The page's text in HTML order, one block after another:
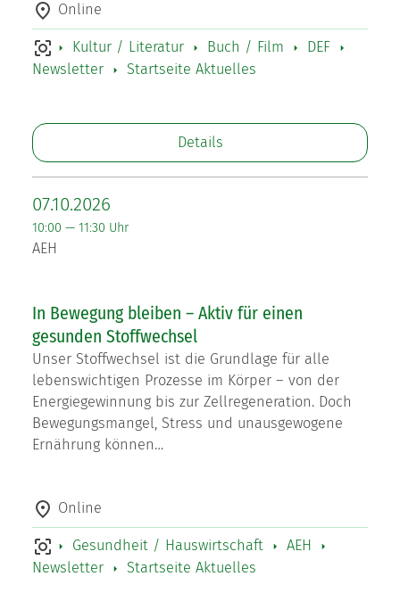
Online
Kultur / Literatur Buch / Film
DEF
Newsletter
Startseite Aktuelles
Details
07.10.2026
10:00 — 11:30 Uhr
AEH
In Bewegung bleiben – Aktiv für einen
gesunden Stoffwechsel
Unser Stoffwechsel ist die Grundlage für alle
lebenswichtigen Prozesse im Körper – von der
Energiegewinnung bis zur Zellregeneration. Doch
Bewegungsmangel, Stress und unausgewogene
Ernährung können…
Online
Gesundheit / Hauswirtschaft
AEH
Newsletter
Startseite Aktuelles